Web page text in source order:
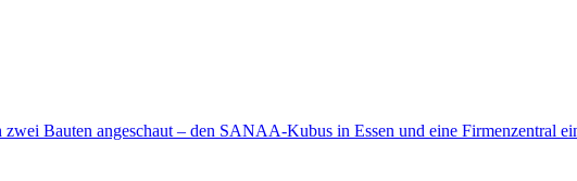
Bauten angeschaut – den SANAA-Kubus in Essen und eine Firmenzentral